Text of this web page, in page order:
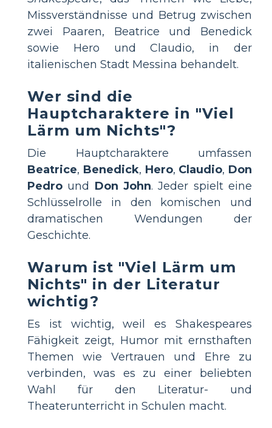
Missverständnisse und Betrug zwischen
zwei Paaren, Beatrice und Benedick
sowie Hero und Claudio, in der
italienischen Stadt Messina behandelt.
Wer sind die
Hauptcharaktere in "Viel
Lärm um Nichts"?
Die Hauptcharaktere umfassen
Beatrice, Benedick, Hero, Claudio, Don
Pedro und Don John. Jeder spielt eine
Schlüsselrolle in den komischen und
dramatischen Wendungen der
Geschichte.
Warum ist "Viel Lärm um
Nichts" in der Literatur
wichtig?
Es ist wichtig, weil es Shakespeares
Fähigkeit zeigt, Humor mit ernsthaften
Themen wie Vertrauen und Ehre zu
verbinden, was es zu einer beliebten
Wahl für den Literatur- und
Theaterunterricht in Schulen macht.